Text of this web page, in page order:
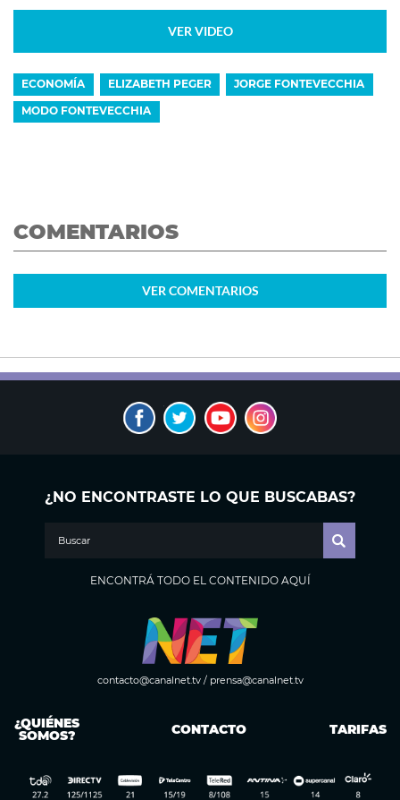
VER VIDEO
ECONOMÍA ELIZABETH PEGER JORGE FONTEVECCHIA
MODO FONTEVECCHIA
COMENTARIOS
VER COMENTARIOS
¿NO ENCONTRASTE LO QUE BUSCABAS?
ENCONTRÁ TODO EL CONTENIDO AQUÍ
contacto@canalnet.tv/ prensa@canalnet.tv
¿QUIÉNES
SOMOS? CONTACTO TARIFAS